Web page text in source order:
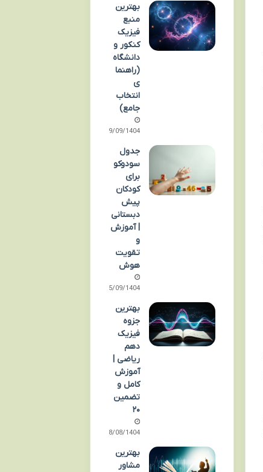
بهترین
منبع
فیزیک
کنکور و
دانشگاه
(راهنما
ی
انتخاب
جامع)
09/09/1404
جدول
سودوکو
برای
کودکان
پیش
دبستانی
| آموزش
و
تقویت
هوش
05/09/1404
بهترین
جزوه
فیزیک
دهم
ریاضی |
آموزش
کامل و
تضمین
۲۰
18/08/1404
بهترین
مشاور